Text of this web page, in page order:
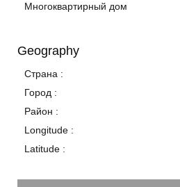
Многоквартирный дом
Geography
Страна :
Город :
Район :
Longitude :
Latitude :